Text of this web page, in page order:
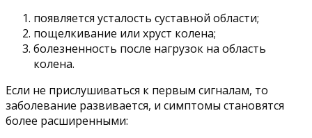
появляется усталость суставной области;
пощелкивание или хруст колена;
болезненность после нагрузок на область
колена.
Если не прислушиваться к первым сигналам, то
заболевание развивается, и симптомы становятся
более расширенными: